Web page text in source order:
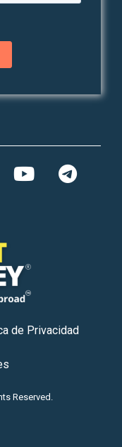
de Privacidad
Reserved.
LinkedIn